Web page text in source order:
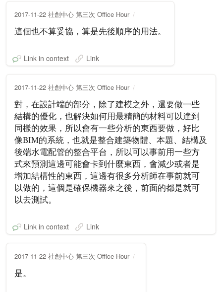
2017-11-22 社創中心 第三次 Office Hour
這個也不算妥協，算是先後順序的用法。
Link in context Link
2017-11-22 社創中心 第三次 Office Hour
對，在設計端的部分，除了建模之外，還要做一些
結構的優化，也解決如何用最精簡的材料可以達到
同樣的效果，所以會有一些分析的東西要做，好比
像BIM的系統，也就是整合建築物體、本題、結構及
後端水電配管的整合平台，所以可以事前用一些方
式來預測這邊可能會卡到什麼東西，會減少或者是
增加結構性的東西，這邊有很多分析師在事前就可
以做的，這個是確保機器來之後，前面的都是就可
以去測試。
Link in context Link
2017-11-22 社創中心 第三次 Office Hour
是。